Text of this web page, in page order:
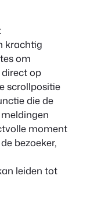
krachtig
om
op
scrollpositie
die de
moment
bezoeker,
leiden tot